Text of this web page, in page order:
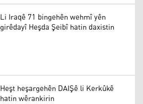
Li Iraqê 71 bingehên wehmî yên
girêdayî Heşda Şeibî hatin daxistin
Heşt heşargehên DAIŞê li Kerkûkê
hatin wêrankirin